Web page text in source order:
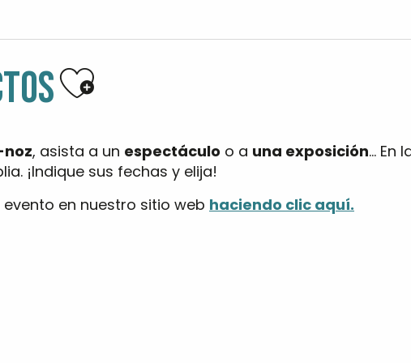
Ajouter aux favoris
, asista a un espectáculo o a una exposición… En
¡Indique sus fechas y elija!
evento en nuestro sitio web haciendo clic aquí.